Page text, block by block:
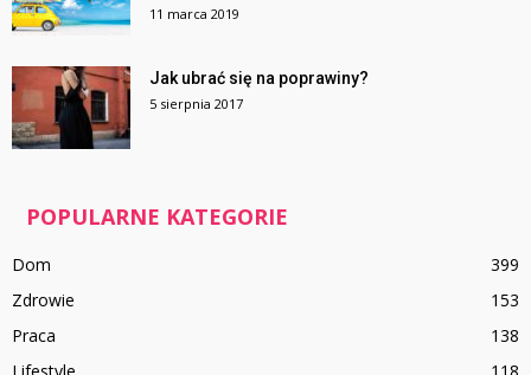
11 marca 2019
Jak ubrać się na poprawiny?
5 sierpnia 2017
POPULARNE KATEGORIE
Dom
399
Zdrowie
153
Praca
138